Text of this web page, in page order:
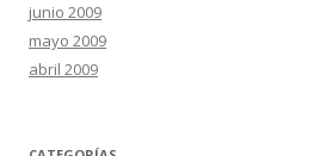
junio 2009
mayo 2009
abril 2009